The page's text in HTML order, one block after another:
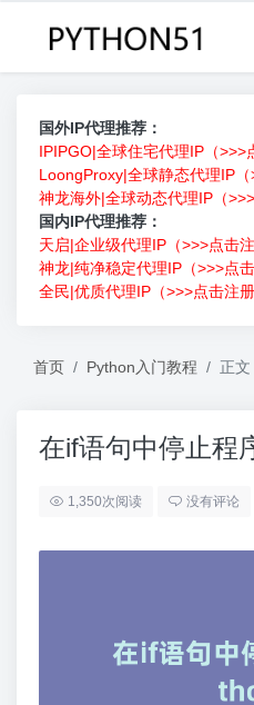
国外IP代理推荐：
IPIPGO|全球住宅代理IP（>>>
LoongProxy|全球静态代理IP（
神龙海外|全球动态代理IP（
国内IP代理推荐：
天启|企业级代理IP（>>>点击
神龙|纯净稳定代理IP（>>>点
全民|优质代理IP（>>>点击注册
首页 Python入门教程 正文
在if语句中停止程
1,350次阅读 没有评论